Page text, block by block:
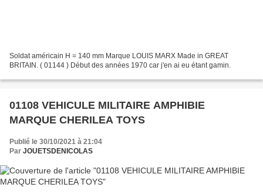
Soldat américain H = 140 mm Marque LOUIS MARX Made in GREAT
BRITAIN. ( 01144 ) Début des années 1970 car j'en ai eu étant gamin.
01108 VEHICULE MILITAIRE AMPHIBIE
MARQUE CHERILEA TOYS
Publié le 30/10/2021 à 21:04
Par JOUETSDENICOLAS